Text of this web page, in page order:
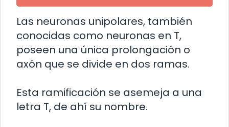
Las neuronas unipolares, también
conocidas como neuronas en T,
poseen una única prolongación o
axón que se divide en dos ramas.
Esta ramificación se asemeja a una
letra T, de ahí su nombre.